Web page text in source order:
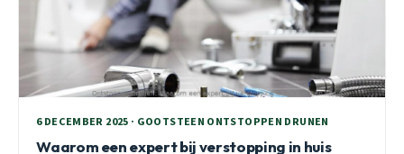
6 DECEMBER 2025 · GOOTSTEEN ONTSTOPPEN DRUNEN
Waarom een expert bij verstopping in huis